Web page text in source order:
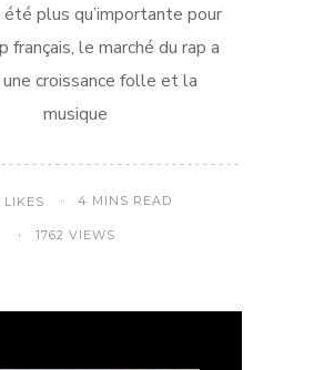
plus qu’importante pour
français, le marché du rap a
une croissance folle et la
musique
LIKES 4 MINS READ
1762 VIEWS